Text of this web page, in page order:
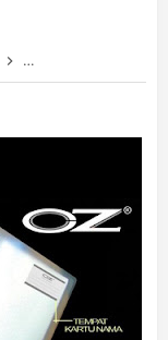
Perlengkapan Kantor